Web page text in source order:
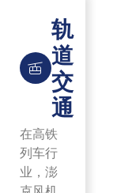
轨
道
交
通
在高铁
列车行
业，澎